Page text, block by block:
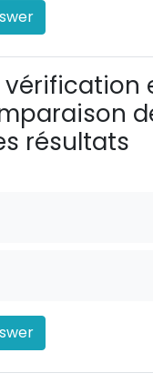
vérification
résultats